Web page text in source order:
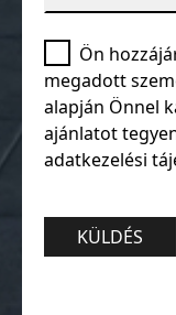
Ön
megadott
alapján Önnel
ajánlatot
adatkezelési
KÜLDÉS